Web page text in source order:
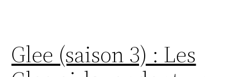
Glee (saison 3) : Les